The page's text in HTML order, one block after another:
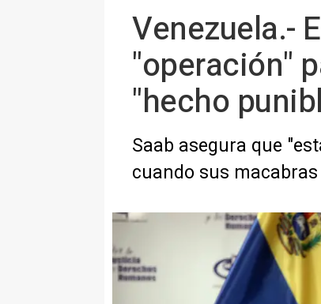
Venezuela.-
"operación"
"hecho
Saab asegura que
cuando sus